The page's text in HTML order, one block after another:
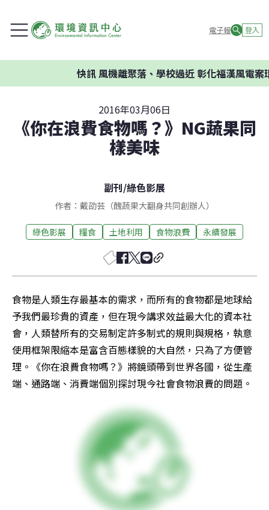
電子報 登入
風機離聚落、學校過近 彰化福漢風電案環委
2016年03月06日
《你在浪費食物嗎？》NG蔬果同
樣美味
副刊/綠色影展
作者：戴劭芸（醜蔬果大翻身共同創辦人）
綠色影展 糧食 土地利用 食物浪費 永續發展
食物是人類生存最基本的需求，而所有的食物都是地球給
予我們最珍貴的資產，但在現今講求效益最大化的資本社
會，人類替所有的交易制定許多制式的規則與規格，執意
使用框架限縮本是富含百態樣貌的大自然，只為了方便管
理。《你在浪費食物嗎？》將鏡頭帶到世界各國，從生產
端、通路端、消費端個別探討現今社會食物浪費的問題。